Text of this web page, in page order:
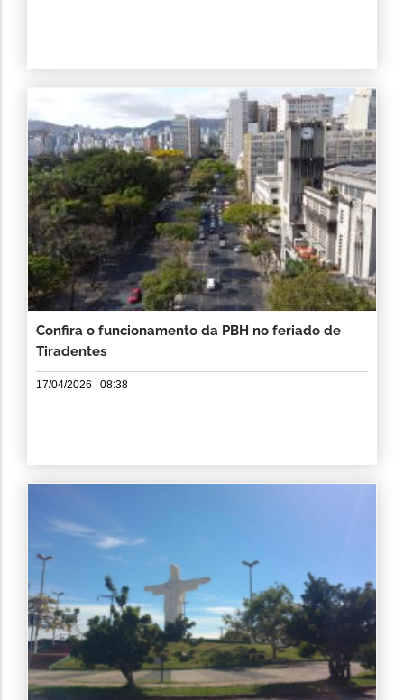
Confira o funcionamento da PBH no feriado de
Tiradentes
17/04/2026 | 08:38